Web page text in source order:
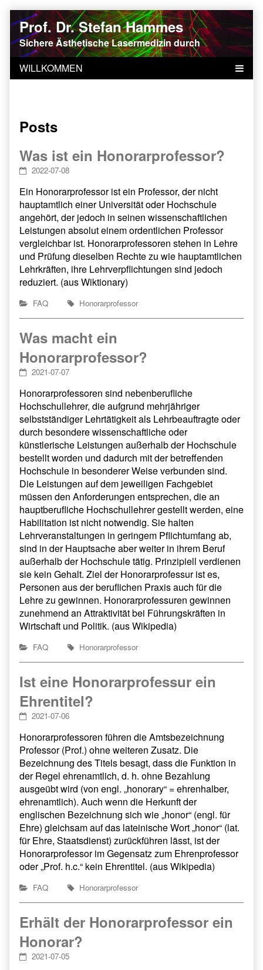
Skip
to
content
Prof. Dr. Stefan Hammes
Sichere Ästhetische Lasermedizin durch
qualitätsgesicherte universitäre Ausbildung
Posts
Was ist ein Honorarprofessor?
2022-07-08
Ein Honorarprofessor ist ein Professor, der nicht
hauptamtlich einer Universität oder Hochschule
angehört, der jedoch in seinen wissenschaftlichen
Leistungen absolut einem ordentlichen Professor
vergleichbar ist. Honorarprofessoren stehen in Lehre
und Prüfung dieselben Rechte zu wie hauptamtlichen
Lehrkräften, ihre Lehrverpflichtungen sind jedoch
reduziert. (aus Wiktionary)
FAQ Honorarprofessor
Was macht ein
Honorarprofessor?
2021-07-07
Honorarprofessoren sind nebenberufliche
Hochschullehrer, die aufgrund mehrjähriger
selbstständiger Lehrtätigkeit als Lehrbeauftragte oder
durch besondere wissenschaftliche oder
künstlerische Leistungen außerhalb der Hochschule
bestellt worden und dadurch mit der betreffenden
Hochschule in besonderer Weise verbunden sind.
Die Leistungen auf dem jeweiligen Fachgebiet
müssen den Anforderungen entsprechen, die an
hauptberufliche Hochschullehrer gestellt werden, eine
Habilitation ist nicht notwendig. Sie halten
Lehrveranstaltungen in geringem Pflichtumfang ab,
sind in der Hauptsache aber weiter in ihrem Beruf
außerhalb der Hochschule tätig. Prinzipiell verdienen
sie kein Gehalt. Ziel der Honorarprofessur ist es,
Personen aus der beruflichen Praxis auch für die
Lehre zu gewinnen. Honorarprofessuren gewinnen
zunehmend an Attraktivität bei Führungskräften in
Wirtschaft und Politik. (aus Wikipedia)
FAQ Honorarprofessor
Ist eine Honorarprofessur ein
Ehrentitel?
2021-07-06
Honorarprofessoren führen die Amtsbezeichnung
Professor (Prof.) ohne weiteren Zusatz. Die
Bezeichnung des Titels besagt, dass die Funktion in
der Regel ehrenamtlich, d. h. ohne Bezahlung
ausgeübt wird (von engl. „honorary“ = ehrenhalber,
ehrenamtlich). Auch wenn die Herkunft der
englischen Bezeichnung sich wie „honor“ (engl. für
Ehre) gleichsam auf das lateinische Wort „honor“ (lat.
für Ehre, Staatsdienst) zurückführen lässt, ist der
Honorarprofessor im Gegensatz zum Ehrenprofessor
oder „Prof. h.c.“ kein Ehrentitel. (aus Wikipedia)
FAQ Honorarprofessor
Erhält der Honorarprofessor ein
Honorar?
2021-07-05